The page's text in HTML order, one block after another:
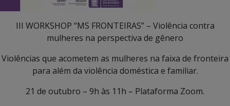
III WORKSHOP “MS FRONTEIRAS” – Violência contra
mulheres na perspectiva de gênero
Violências que acometem as mulheres na faixa de fronteira
para além da violência doméstica e familiar.
21 de outubro – 9h às 11h – Plataforma Zoom.